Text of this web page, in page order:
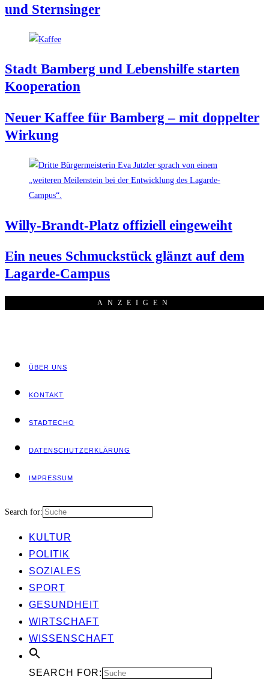
und Sternsinger
Stadt Bam­berg und Lebens­hil­fe star­ten
Kooperation
Neu­er Kaf­fee für Bam­berg – mit dop­pel­ter
Wirkung
Wil­ly-Brandt-Platz offi­zi­ell eingeweiht
Ein neu­es Schmuck­stück glänzt auf dem
Lagarde-Campus
ANZEI­GEN
ÜBER UNS
KON­TAKT
STADT­ECHO
DATEN­SCHUTZ­ER­KLÄ­RUNG
IMPRES­SUM
Search for:
KUL­TUR
POLI­TIK
SOZIA­LES
SPORT
GESUND­HEIT
WIRT­SCHAFT
WIS­SEN­SCHAFT
SEARCH FOR: